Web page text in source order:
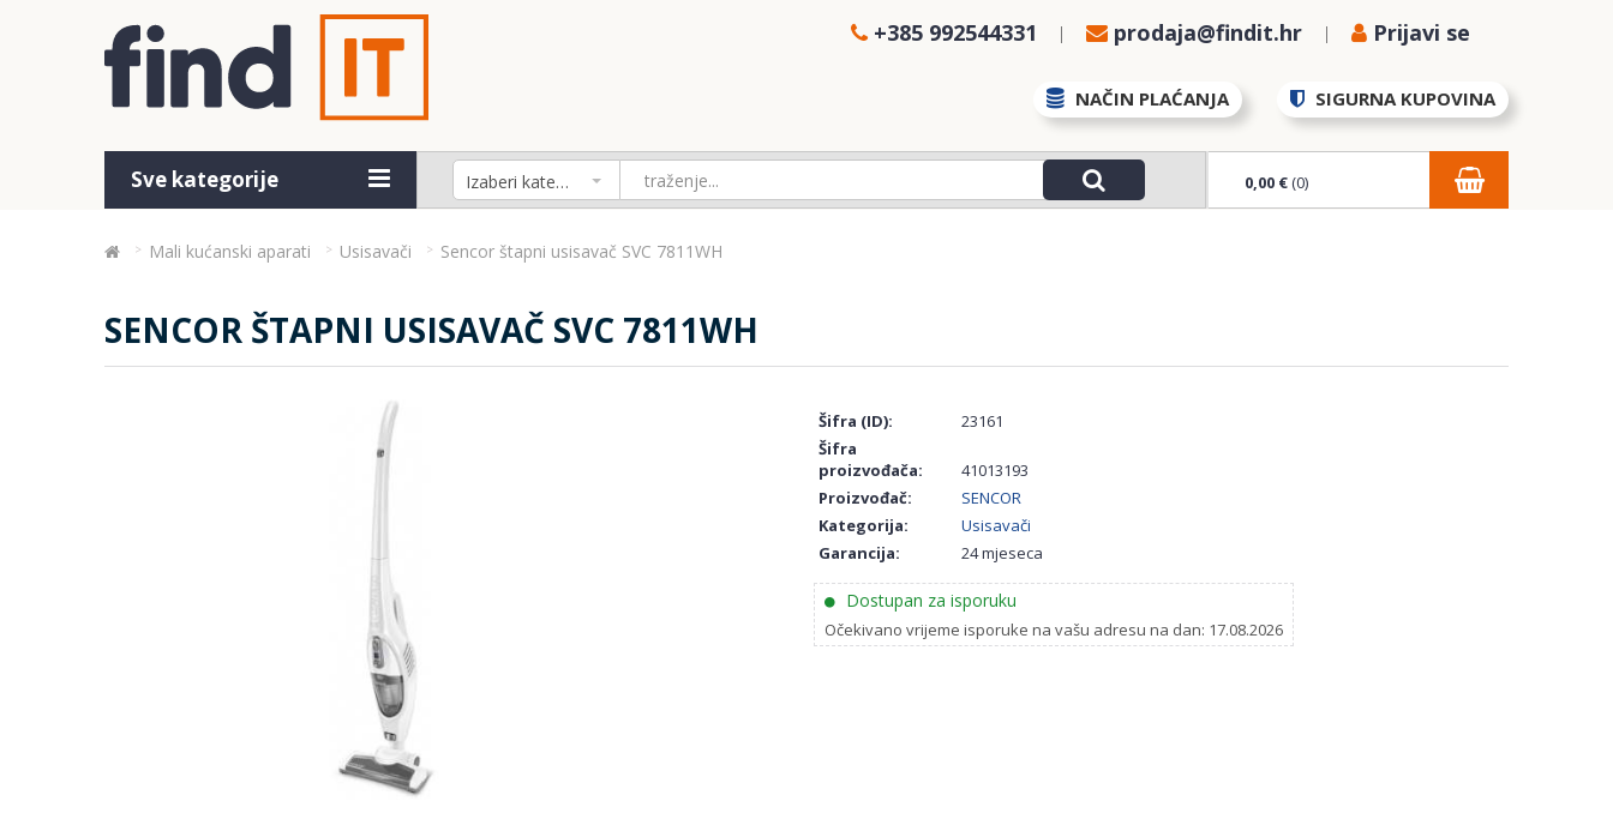
+385 992544331 prodaja@findit.hr Prijavi se
NAČIN PLAĆANJA SIGURNA KUPOVINA
Sve kategorije Izaberi kategoriju 0,00 €(0)
Mali kućanski aparati Usisavači Sencor štapni usisavač SVC 7811WH
SENCOR ŠTAPNI USISAVAČ SVC 7811WH
Šifra (ID):
23161
Šifra
proizvođača:
41013193
Proizvođač:
SENCOR
Kategorija:
Usisavači
Garancija:
24 mjeseca
Dostupan za isporuku
Očekivano vrijeme isporuke na vašu adresu na dan: 17.08.2026